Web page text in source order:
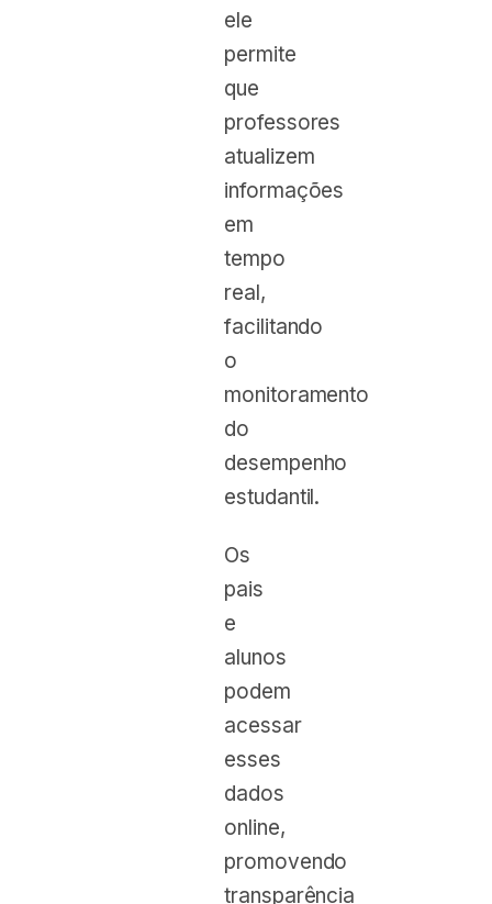
ele
permite
que
professores
atualizem
informações
em
tempo
real,
facilitando
o
monitoramento
do
desempenho
estudantil.
Os
pais
e
alunos
podem
acessar
esses
dados
online,
promovendo
transparência